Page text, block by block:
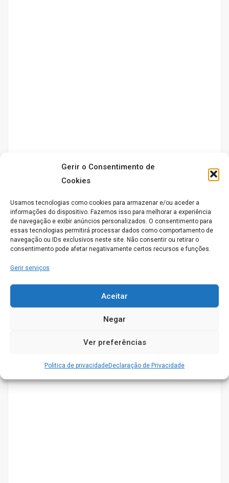
Gerir o Consentimento de
Cookies
Usamos tecnologias como cookies para armazenar e/ou aceder a
informações do dispositivo. Fazemos isso para melhorar a experiência
de navegação e exibir anúncios personalizados. O consentimento para
essas tecnologias permitirá processar dados como comportamento de
navegação ou IDs exclusivos neste site. Não consentir ou retirar o
consentimento pode afetar negativamente certos recursos e funções.
Gerir serviços
Aceitar
Negar
Ver preferências
Politica de privacidadeDeclaração de Privacidade
Somos um lar licenciado com alvará da Segurança Social e
com a capacidade para 16 utentes.
Tendo para si ou para os seus um conjunto de serviços, tais
como:
– Serviços médicos e enfermagem.